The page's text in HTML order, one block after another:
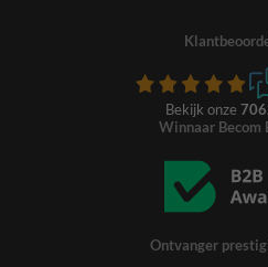
Bekijk onze
Winnaar Becom
Ontvanger